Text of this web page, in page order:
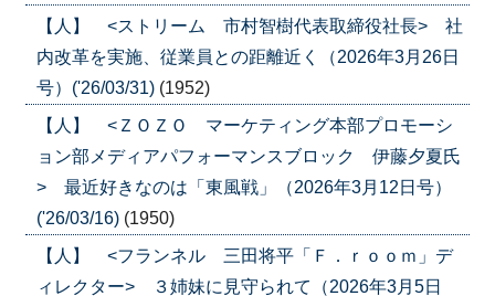
【人】 <ストリーム 市村智樹代表取締役社長> 社
内改革を実施、従業員との距離近く（2026年3月26日
号）('26/03/31) (1952)
【人】 <ＺＯＺＯ マーケティング本部プロモーシ
ョン部メディアパフォーマンスブロック 伊藤夕夏氏
> 最近好きなのは「東風戦」（2026年3月12日号）
('26/03/16) (1950)
【人】 <フランネル 三田将平「Ｆ．ｒｏｏｍ」デ
ィレクター> ３姉妹に見守られて（2026年3月5日